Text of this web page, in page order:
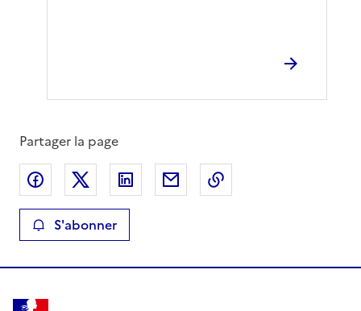
Partager la page
Partager sur Facebook
Partager sur XPartager sur LinkedIn
Partager par email
S'abonner